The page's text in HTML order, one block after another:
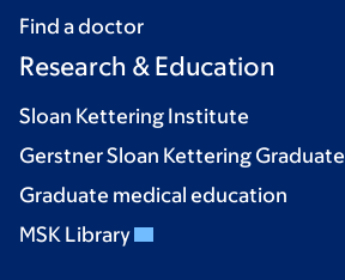
Find a doctor
Research & Education
Sloan Kettering Institute
Gerstner Sloan Kettering
Graduate medical education
MSK Library